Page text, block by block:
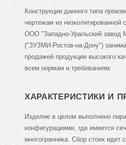
Конструкции данного типа
чертежам из
ООО "Западно-Уральский завод
("ЗУЗМИ-Ростов-на-Дону")
продажей продукции высокого
всем нормам и требованиям.
ХАРАКТЕРИСТИКИ И
Изделие в целом выполнено
конфигурациями, где имеется
многогранника. Сбор стоек